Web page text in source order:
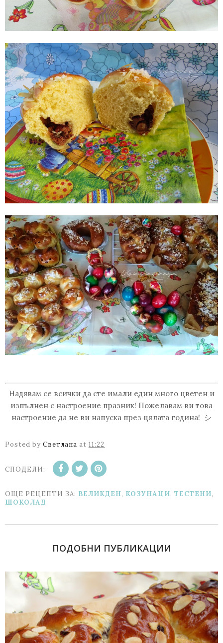
Надявам се всички да сте имали един много цветен и
изпълнен с настроение празник! Пожелавам ви това
настроение да не ви напуска през цялата година! シ
Posted by Светлана at 11:22
СПОДЕЛИ:
ОЩЕ РЕЦЕПТИ ЗА: ВЕЛИКДЕН, КОЗУНАЦИ, ТЕСТЕНИ,
ШОКОЛАД
ПОДОБНИ ПУБЛИКАЦИИ